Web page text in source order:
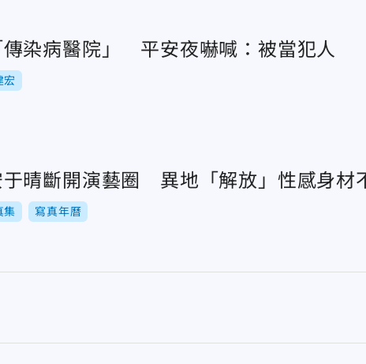
傳染病醫院」 平安夜嚇喊：被當犯人
宏
晴斷開演藝圈 異地「解放」性感身材
集 寫真年曆